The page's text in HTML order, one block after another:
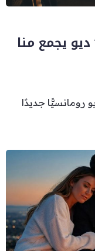
يجمع منا
رومانسيًّا جديدًا